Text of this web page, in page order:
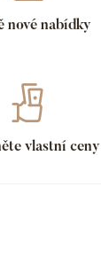
nové nabídky
vlastní ceny